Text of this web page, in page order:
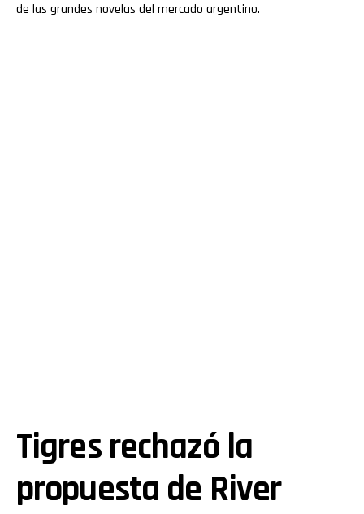
de las grandes novelas del mercado argentino.
Tigres rechazó la
propuesta de River